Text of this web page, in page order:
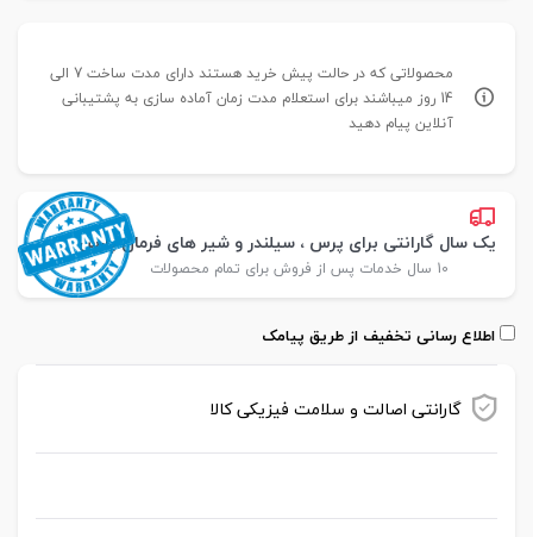
محصولاتی که در حالت پیش خرید هستند دارای مدت ساخت 7 الی
14 روز میباشند برای استعلام مدت زمان آماده سازی به پشتیبانی
آنلاین پیام دهید
یک سال گارانتی برای پرس ، سیلندر و شیر های فرمان پارس
10 سال خدمات پس از فروش برای تمام محصولات
اطلاع رسانی تخفیف از طریق پیامک
گارانتی اصالت و سلامت فیزیکی کالا